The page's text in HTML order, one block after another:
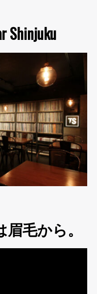
Shinjuku
毛から。